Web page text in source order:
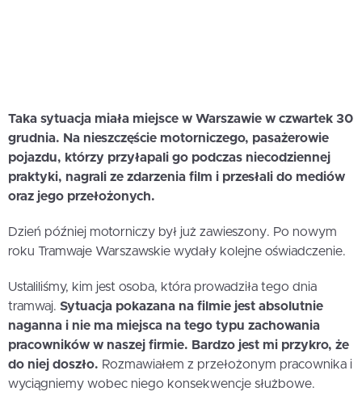
Taka sytuacja miała miejsce w Warszawie w czwartek 30
grudnia. Na nieszczęście motorniczego, pasażerowie
pojazdu, którzy przyłapali go podczas niecodziennej
praktyki, nagrali ze zdarzenia film i przesłali do mediów
oraz jego przełożonych.
Dzień później motorniczy był już zawieszony. Po nowym
roku Tramwaje Warszawskie wydały kolejne oświadczenie.
Ustaliliśmy, kim jest osoba, która prowadziła tego dnia
tramwaj. Sytuacja pokazana na filmie jest absolutnie
naganna i nie ma miejsca na tego typu zachowania
pracowników w naszej firmie. Bardzo jest mi przykro, że
do niej doszło. Rozmawiałem z przełożonym pracownika i
wyciągniemy wobec niego konsekwencje służbowe.